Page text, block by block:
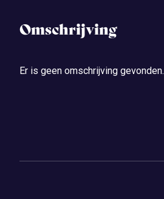
Omschrijving
Er is geen omschrijving gevonden.